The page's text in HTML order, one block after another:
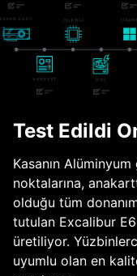
Test Edildi
Kasanın
noktalarına,
olduğu tüm
tutulan Excalibur
üretiliyor.
uyumlu olan en